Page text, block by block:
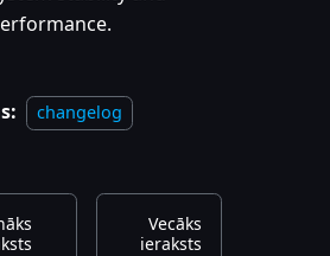
changelog
Vecāks
ieraksts